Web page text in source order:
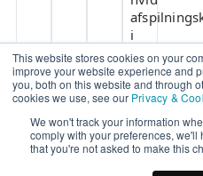
This website stores cookies on your
improve your website experience and
you, both on this website and through
cookies we use, see our Privacy &
We won't track your information
comply with your preferences,
that you're not asked to make this